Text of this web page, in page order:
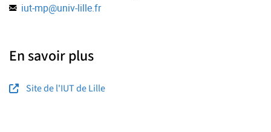
iut-mp@univ-lille.fr
En savoir plus
Site de l'IUT de Lille